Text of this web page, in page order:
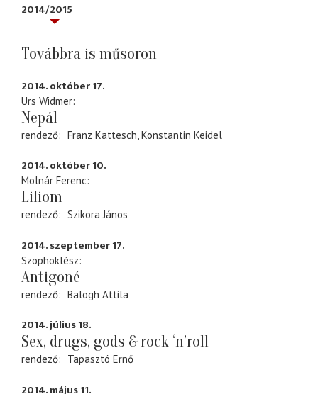
2014/2015
Továbbra is műsoron
2014. október 17.
Urs Widmer
Nepál
rendező Franz Kattesch Konstantin Keidel
2014. október 10.
Molnár Ferenc
Liliom
rendező Szikora János
2014. szeptember 17.
Szophoklész
Antigoné
rendező Balogh Attila
2014. július 18.
Sex, drugs, gods & rock ‘n’roll
rendező Tapasztó Ernő
2014. május 11.